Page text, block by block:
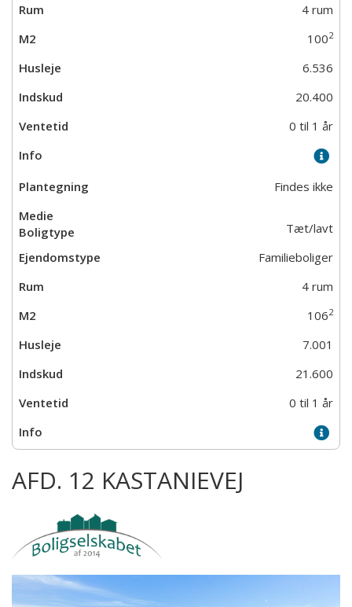
4 rum
1002
6.536
20.400
0 til 1 år
Findes ikke
Tæt/lavt
Familieboliger
4 rum
1062
7.001
21.600
0 til 1 år
AFD. 12 KASTANIEVEJ